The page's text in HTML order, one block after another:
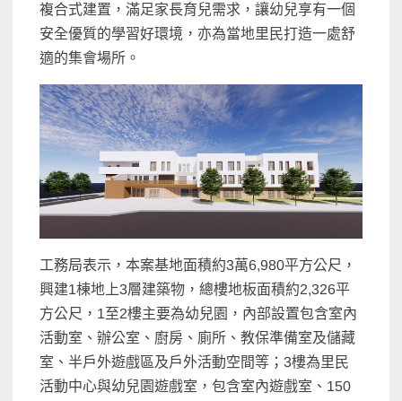
複合式建置，滿足家長育兒需求，讓幼兒享有一個
安全優質的學習好環境，亦為當地里民打造一處舒
適的集會場所。
工務局表示，本案基地面積約3萬6,980平方公尺，
興建1棟地上3層建築物，總樓地板面積約2,326平
方公尺，1至2樓主要為幼兒園，內部設置包含室內
活動室、辦公室、廚房、廁所、教保準備室及儲藏
室、半戶外遊戲區及戶外活動空間等；3樓為里民
活動中心與幼兒園遊戲室，包含室內遊戲室、150